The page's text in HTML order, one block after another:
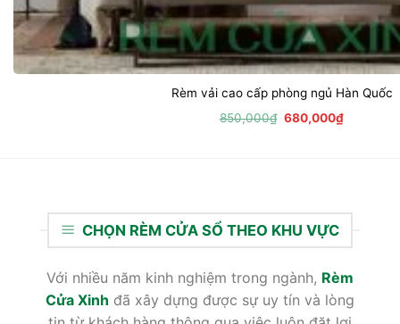
Rèm vải cao cấp phòng ngủ Hàn Quốc
850,000₫ Giá
680,000₫Giá
CHỌN RÈM CỬA SỔ THEO KHU VỰC
Với nhiều năm kinh nghiệm trong ngành, Rèm
Cửa Xinh đã xây dựng được sự uy tín và lòng